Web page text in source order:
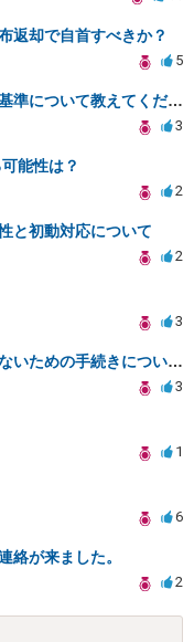
返却で自首すべきか？
5
弁護士の意見が異なる場合の信頼基準について教えてください
3
能性は？
2
と初動対応について
2
3
書類送検後の対応と家族に知られないための手続きについて相談
3
1
6
絡が来ました。
2